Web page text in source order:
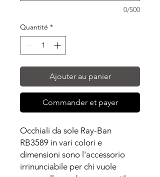
0/500
Quantité *
Ajouter au panier
Commander et payer
Occhiali da sole Ray-Ban
RB3589 in vari colori e
dimensioni sono l'accessorio
irrinunciabile per chi vuole